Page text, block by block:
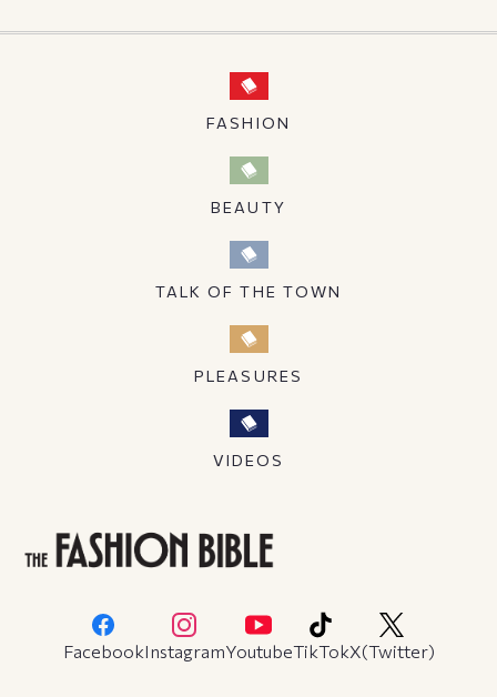
FASHION
BEAUTY
TALK OF THE TOWN
PLEASURES
VIDEOS
FacebookInstagramYoutubeTikTokX(Twitter)